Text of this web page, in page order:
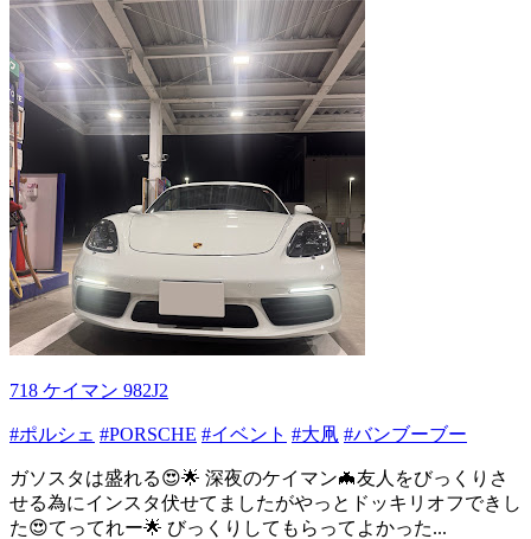
718 ケイマン 982J2
#ポルシェ #PORSCHE #イベント #大凧 #バンブーブー
ガソスタは盛れる😍🌟 深夜のケイマン🦇友人をびっくりさ
せる為にインスタ伏せてましたがやっとドッキリオフできし
た😍てってれー🌟 びっくりしてもらってよかった...